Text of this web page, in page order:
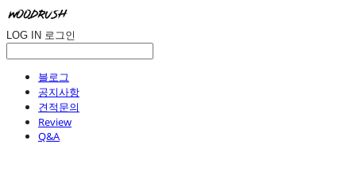
LOG IN 로그인
블로그
공지사항
견적문의
Review
Q&A